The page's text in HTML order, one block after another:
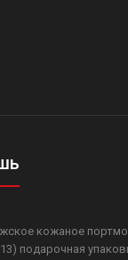
кожаное
подарочная